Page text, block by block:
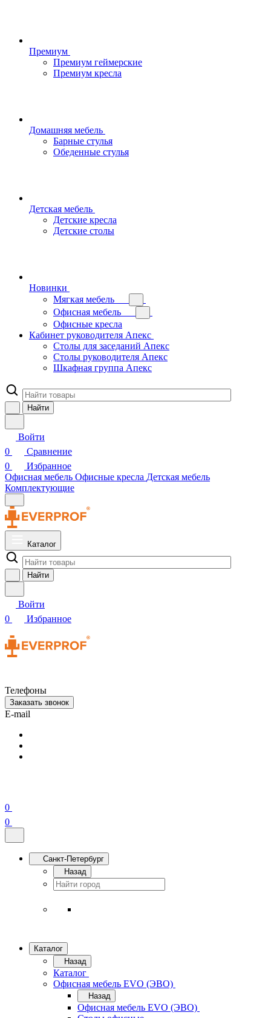
Премиум
Премиум геймерские
Премиум кресла
Домашняя мебель
Барные стулья
Обеденные стулья
Детская мебель
Детские кресла
Детские столы
Новинки
Мягкая мебель
Офисная мебель
Офисные кресла
Кабинет руководителя Апекс
Столы для заседаний Апекс
Столы руководителя Апекс
Шкафная группа Апекс
Найти
Войти
0
Сравнение
0
Избранное
Офисная мебель Офисные кресла Детская мебель
Комплектующие
Каталог
Найти
Войти
0
Избранное
Телефоны
Заказать звонок
E-mail
0
0
Санкт-Петербург
Назад
Каталог
Назад
Каталог
Офисная мебель EVO (ЭВО)
Назад
Офисная мебель EVO (ЭВО)